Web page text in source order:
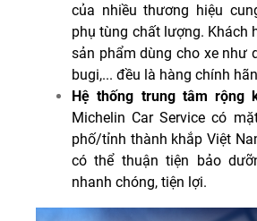
của nhiều thương hiệu
phụ tùng chất lượng. Khách
sản phẩm dùng cho xe như
bugi,... đều là hàng chính
Hệ thống trung tâm rộng
Michelin Car Service có
phố/tỉnh thành khắp Việt
có thể thuận tiện bảo
nhanh chóng, tiện lợi.